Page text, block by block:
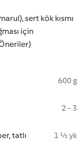
sert kök kısmı
için
600 g
2 - 3
tatlı
1 ½ yk